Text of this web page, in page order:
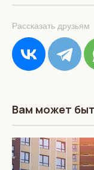
Рассказать друзьям
Вам может